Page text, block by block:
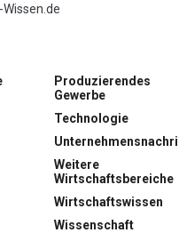
Produzierendes
Gewerbe
Technologie
Weitere
Wirtschaftsbereiche
Wirtschaftswissen
Wissenschaft